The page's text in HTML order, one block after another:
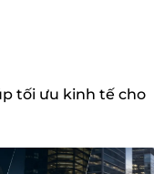
tối ưu kinh tế cho